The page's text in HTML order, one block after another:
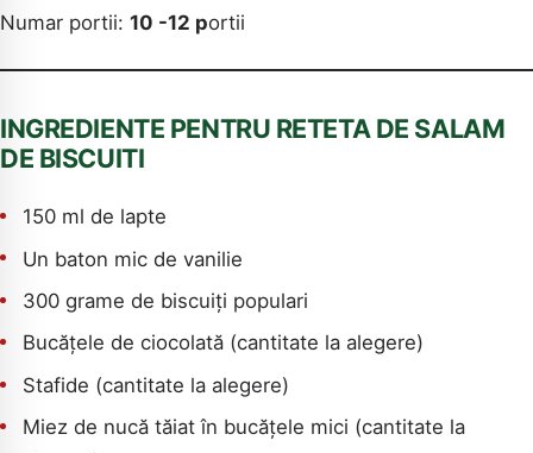
CAUTA
Numar portii: 10 -12 portii
INGREDIENTE PENTRU RETETA DE SALAM
DE BISCUITI
150 ml de lapte
Un baton mic de vanilie
300 grame de biscuiți populari
Bucățele de ciocolată (cantitate la alegere)
Stafide (cantitate la alegere)
Miez de nucă tăiat în bucățele mici (cantitate la